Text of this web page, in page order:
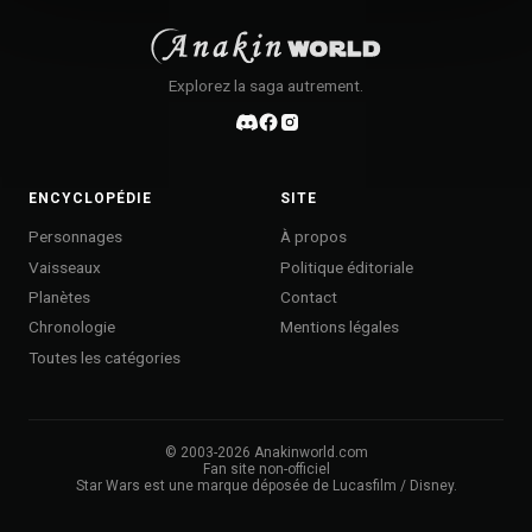
Explorez la saga autrement.
ENCYCLOPÉDIE
Personnages
Vaisseaux
Planètes
Chronologie
Toutes les catégories
SITE
À propos
Politique éditoriale
Contact
Mentions légales
© 2003-2026 Anakinworld.com
Fan site non-officiel
Star Wars est une marque déposée de Lucasfilm / Disney.